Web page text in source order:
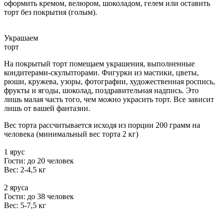
оформить кремом, велюром, шоколадом, гелем или оставить
торт без покрытия (голым).
Украшаем
торт
На покрытый торт помещаем украшения, выполненные
кондитерами-скульпторами. Фигурки из мастики, цветы,
рюши, кружева, узоры, фотографии, художественная роспись,
фрукты и ягоды, шоколад, поздравительная надпись. Это
лишь малая часть того, чем можно украсить торт. Все зависит
лишь от вашей фантазии.
Вес торта рассчитывается исходя из порции 200 грамм на
человека (минимальный вес торта 2 кг)
1 ярус
Гости: до 20 человек
Вес: 2-4,5 кг
2 яруса
Гости: до 38 человек
Вес: 5-7,5 кг